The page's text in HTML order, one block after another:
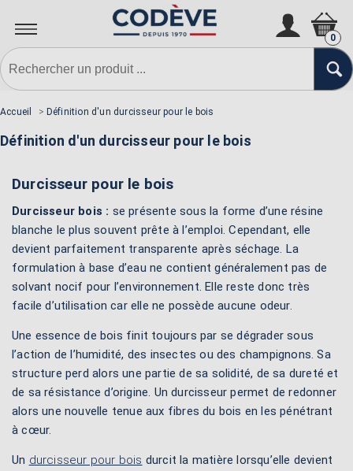
0
Accueil > Définition d'un durcisseur pour le bois
Définition d'un durcisseur pour le bois
Durcisseur pour le bois
Durcisseur bois : se présente sous la forme d’une résine
blanche le plus souvent prête à l’emploi. Cependant, elle
devient parfaitement transparente après séchage. La
formulation à base d’eau ne contient généralement pas de
solvant nocif pour l’environnement. Elle reste donc très
facile d’utilisation car elle ne possède aucune odeur.
Une essence de bois finit toujours par se dégrader sous
l’action de l’humidité, des insectes ou des champignons. Sa
structure perd alors une partie de sa solidité, de sa dureté et
de sa résistance d’origine. Un durcisseur permet de redonner
alors une nouvelle tenue aux fibres du bois en les pénétrant
à cœur.
Un durcisseur pour bois durcit la matière lorsqu’elle devient